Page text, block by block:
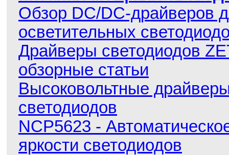
Обзор DC/DC-драйверов
осветительных
Драйверы светодиодов
обзорные статьи
Высоковольтные
светодиодов
NCP5623 -
яркости светодиодов